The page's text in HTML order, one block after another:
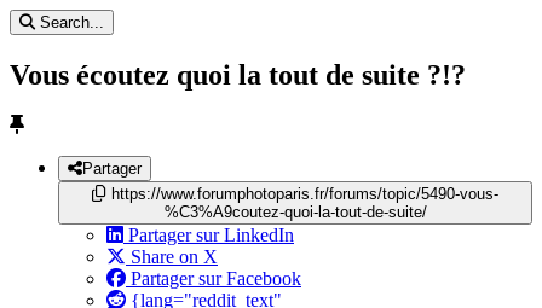
Search...
Vous écoutez quoi la tout de suite ?!?
Partager
https://www.forumphotoparis.fr/forums/topic/5490-vous-
%C3%A9coutez-quoi-la-tout-de-suite/
Partager sur LinkedIn
Share on X
Partager sur Facebook
{lang="reddit_text"